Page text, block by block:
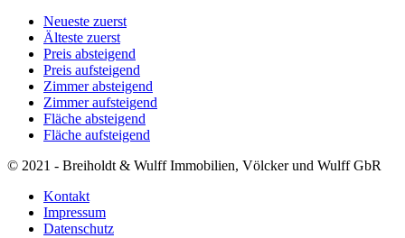
Neueste zuerst
Älteste zuerst
Preis absteigend
Preis aufsteigend
Zimmer absteigend
Zimmer aufsteigend
Fläche absteigend
Fläche aufsteigend
© 2021 - Breiholdt & Wulff Immobilien, Völcker und Wulff GbR
Kontakt
Impressum
Datenschutz